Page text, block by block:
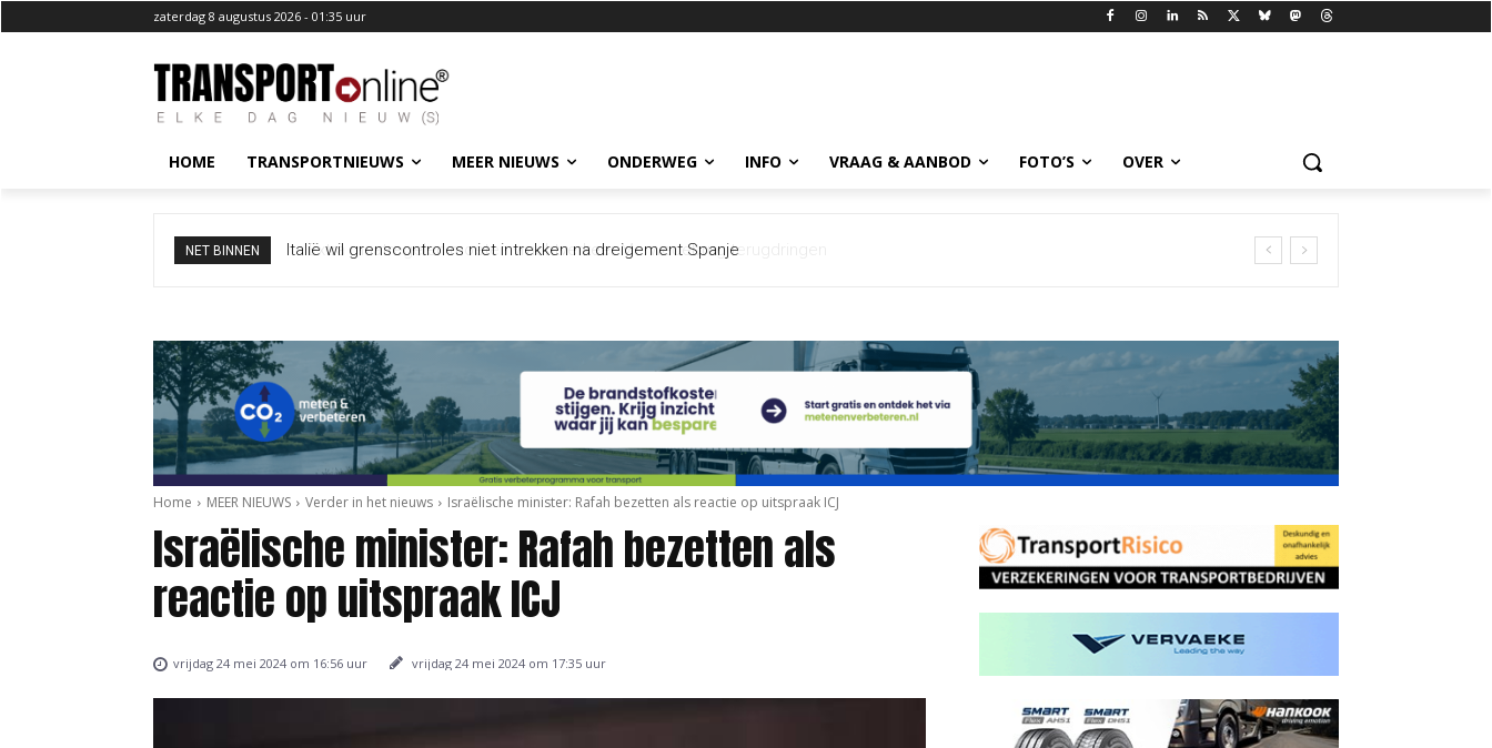
zaterdag 8 augustus 2026 - 01:35 uur
HOME TRANSPORTNIEUWS MEER NIEUWS ONDERWEG INFO VRAAG & AANBOD FOTO’S OVER
NET BINNEN Extra maatregelen moeten vrachtverkeer Merwedebrug terugdringen
Home MEER NIEUWS Verder in het nieuws Israëlische minister: Rafah bezetten als reactie op uitspraak ICJ
Israëlische minister: Rafah bezetten als
reactie op uitspraak ICJ
vrijdag 24 mei 2024 om 16:56 uur vrijdag 24 mei 2024 om 17:35 uur